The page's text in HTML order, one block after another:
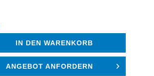
IN DEN WARENKORB
ANGEBOT ANFORDERN